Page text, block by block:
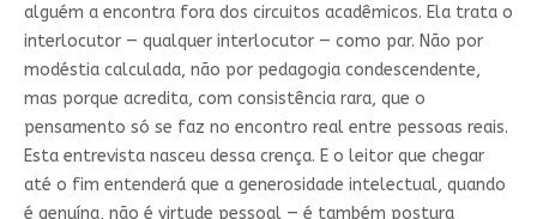
alguém a encontra fora dos circuitos acadêmicos. Ela trata o
interlocutor — qualquer interlocutor — como par. Não por
modéstia calculada, não por pedagogia condescendente,
mas porque acredita, com consistência rara, que o
pensamento só se faz no encontro real entre pessoas reais.
Esta entrevista nasceu dessa crença. E o leitor que chegar
até o fim entenderá que a generosidade intelectual, quando
é genuína, não é virtude pessoal — é também postura